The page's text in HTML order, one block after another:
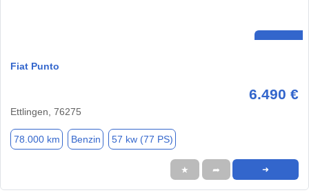
Fiat Punto
6.490 €
Ettlingen, 76275
78.000 km Benzin 57 kw (77 PS)
★ ➦ ➜